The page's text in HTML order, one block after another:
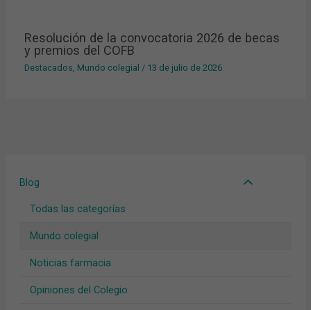
Blog
Todas las categorías
Mundo colegial
Noticias farmacia
Opiniones del Colegio
Resolución de la convocatoria 2026 de becas
y premios del COFB
Destacados, Mundo colegial / 13 de julio de 2026